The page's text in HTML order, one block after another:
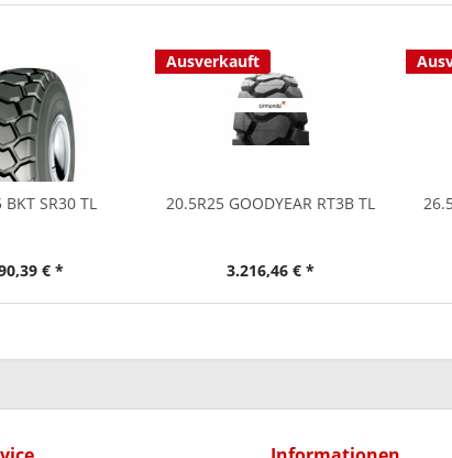
SR30 TL
€ *
Ausverkauft
20.5R25 GOODYEAR RT3B TL
3.216,46 € *